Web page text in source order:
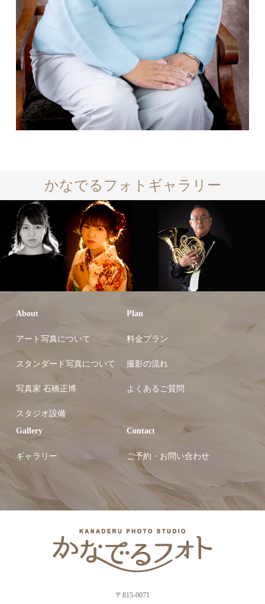
かなでるフォトギャラリー
About
アート写真について
スタンダード写真について
写真家 石橋正博
スタジオ設備
Plan
料金プラン
撮影の流れ
よくあるご質問
Gallery
ギャラリー
Contact
ご予約・お問い合わせ
〒815-0071